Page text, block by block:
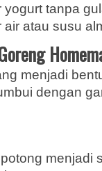
tanpa
atau susu
menjadi
dengan
menjadi